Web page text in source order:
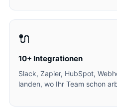
🔌
10+ Integrationen
Slack, Zapier, HubSpot,
landen, wo Ihr Team schon